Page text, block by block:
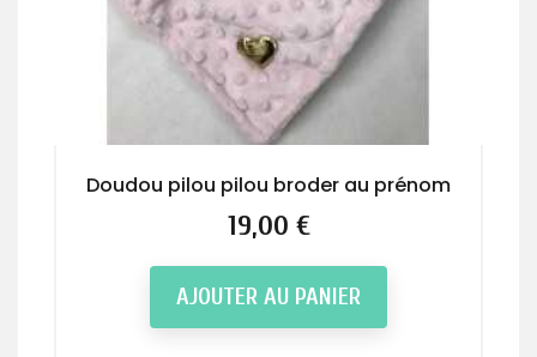
Doudou pilou pilou broder au prénom
Prix
19,00 €
AJOUTER AU PANIER